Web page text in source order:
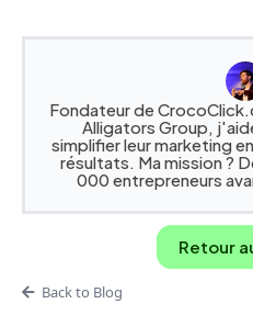
Fondateur de
Alligators Group,
simplifier leur marketing
résultats. Ma mission ?
000 entrepreneurs
Retour
Back to Blog